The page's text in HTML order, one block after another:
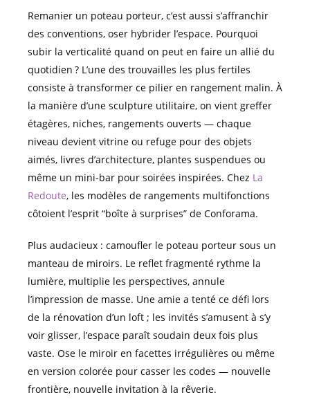
Remanier un poteau porteur, c’est aussi s’affranchir
des conventions, oser hybrider l’espace. Pourquoi
subir la verticalité quand on peut en faire un allié du
quotidien ? L’une des trouvailles les plus fertiles
consiste à transformer ce pilier en rangement malin. À
la manière d’une sculpture utilitaire, on vient greffer
étagères, niches, rangements ouverts — chaque
niveau devient vitrine ou refuge pour des objets
aimés, livres d’architecture, plantes suspendues ou
même un mini-bar pour soirées inspirées. Chez La
Redoute, les modèles de rangements multifonctions
côtoient l’esprit “boîte à surprises” de Conforama.
Plus audacieux : camoufler le poteau porteur sous un
manteau de miroirs. Le reflet fragmenté rythme la
lumière, multiplie les perspectives, annule
l’impression de masse. Une amie a tenté ce défi lors
de la rénovation d’un loft ; les invités s’amusent à s’y
voir glisser, l’espace paraît soudain deux fois plus
vaste. Ose le miroir en facettes irrégulières ou même
en version colorée pour casser les codes — nouvelle
frontière, nouvelle invitation à la rêverie.